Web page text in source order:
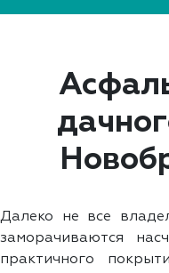
Далеко не все
заморачиваются
практичного